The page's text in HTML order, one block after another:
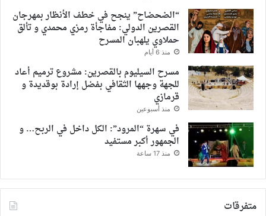
“الضحضاح” ينجح في خطف الأنظار بمهرجان
القصرين الدولي: مفاجأة رمزي محمدي و تألق
حملاوي يلهبان المسرح
منذ 6 أيام
مسرح السيليوم بالقصرين: مشروع ترميم أعاد
للجهة وجهها الثقافي بفضل إرادة بوقديدة و
قرمازي
منذ أسبوعين
في سهرة “المرود”: الكل داخل في الربح… و
الجمهور أكبر مستفيد
منذ 17 ساعة
متفرقات